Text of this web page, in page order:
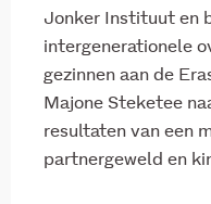
Jonker Instituut en
intergenerationele
gezinnen aan de
Majone Steketee
resultaten van een
partnergeweld en